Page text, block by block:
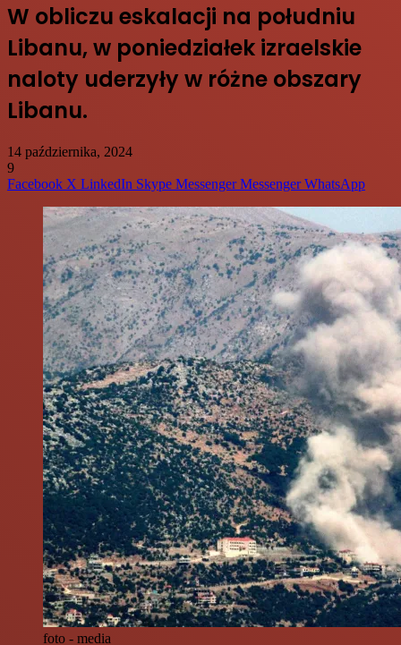
W obliczu eskalacji na południu
Libanu, w poniedziałek izraelskie
naloty uderzyły w różne obszary
Libanu.
14 października, 2024
9
Facebook X LinkedIn Skype Messenger Messenger WhatsApp
foto - media